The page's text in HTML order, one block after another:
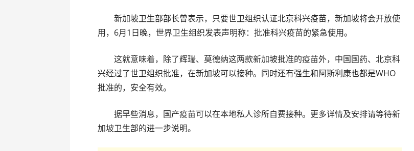
新加坡卫生部部长曾表示，只要世卫组织认证北京科兴疫苗，新加坡将会开放使
用，6月1日晚，世界卫生组织发表声明称：批准科兴疫苗的紧急使用。
这就意味着，除了辉瑞、莫德纳这两款新加坡批准的疫苗外，中国国药、北京科
兴经过了世卫组织批准，在新加坡可以接种。同时还有强生和阿斯利康也都是WHO
批准的，安全有效。
据早些消息，国产疫苗可以在本地私人诊所自费接种。更多详情及安排请等待新
加坡卫生部的进一步说明。